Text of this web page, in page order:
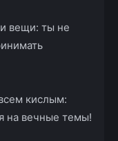
вещи: ты не
кислым:
на вечные темы!